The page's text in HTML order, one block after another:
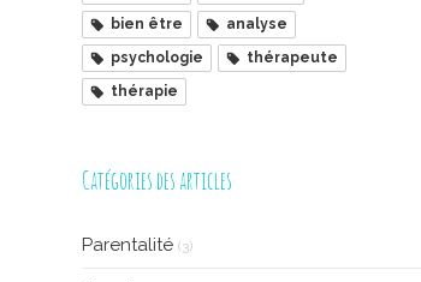
bien être
analyse
psychologie
thérapeute
thérapie
Catégories des articles
Parentalité (3)